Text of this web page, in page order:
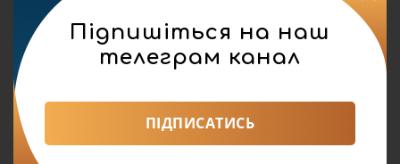
Підпишіться на наш
телеграм канал
ПІДПИСАТИСЬ